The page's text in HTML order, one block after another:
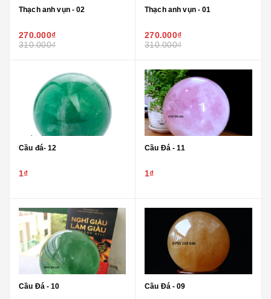
Thạch anh vụn - 02
270.000₫
310.000₫
Thạch anh vụn - 01
270.000₫
310.000₫
Cầu đá- 12
1₫
Cầu Đá - 11
1₫
Cầu Đá - 10 Cầu Đá - 09